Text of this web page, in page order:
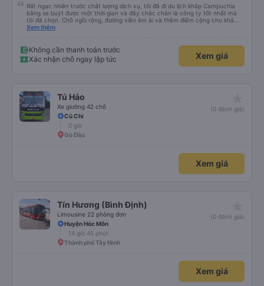
Rất ngạc nhiên trước chất lượng dịch vụ, tôi đã đi du lịch khắp Campuchia
bằng xe buýt được một thời gian và đây chắc chắn là công ty tốt nhất mà
tôi đã chọn. Chỗ ngồi rộng, đường viền êm ái và thêm điểm cộng cho khả
năng nằm. (Bạn có thể không hiểu mọi chuyện xảy ra ở biên giới, với hộ
Xem thêm
Không cần thanh toán trước
Xác nhận chỗ ngay lập tức
Xem giá
Tú Hảo
Xe giường 42 chỗ
(0 đánh giá)
Củ Chi
0 giờ
Gò Dầu
Xem giá
Tín Hương (Bình Định)
Limousine 22 phòng đơn
(0 đánh giá)
Huyện Hóc Môn
14 giờ 45 phút
Thành phố Tây Ninh
Xem giá